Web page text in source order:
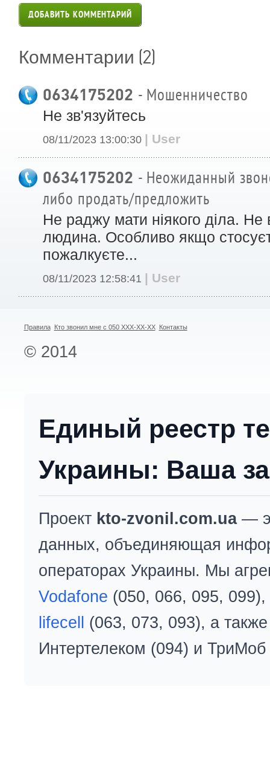
ДОБАВИТЬ КОММЕНТАРИЙ
Комментарии (2)
0634175202 - Мошенничество
Не зв'язуйтесь
08/11/2023 13:00:30 | User
0634175202 - Неожиданный
либо продать/предложить
Не раджу мати ніякого діла. Не
людина. Особливо якщо
пожалкуєте...
08/11/2023 12:58:41 | User
Правила Кто звонил мне с 050 XXX-XX-XX Контакты
© 2014
Единый реестр
Украины: Ваша
Проект kto-zvonil.com.ua—
данных, объединяющая
операторах Украины. Мы
Vodafone (050, 066, 095, 099),
lifecell
(063, 073, 093), а
Интертелеком (094) и ТриМоб